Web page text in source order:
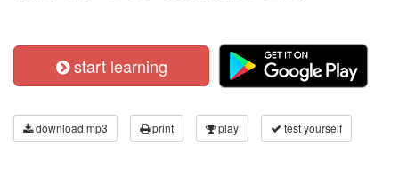
start learning
download mp3 print play test yourself